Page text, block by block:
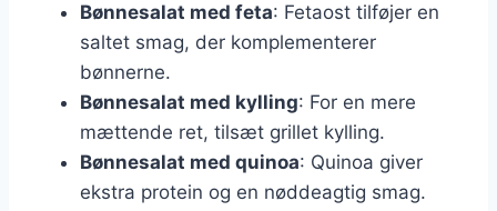
Bønnesalat med feta: Fetaost tilføjer en
saltet smag, der komplementerer
bønnerne.
Bønnesalat med kylling: For en mere
mættende ret, tilsæt grillet kylling.
Bønnesalat med quinoa: Quinoa giver
ekstra protein og en nøddeagtig smag.